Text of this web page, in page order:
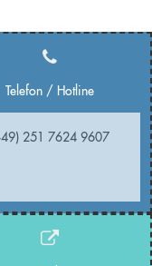
Telefon / Hotline
251 7624 9607